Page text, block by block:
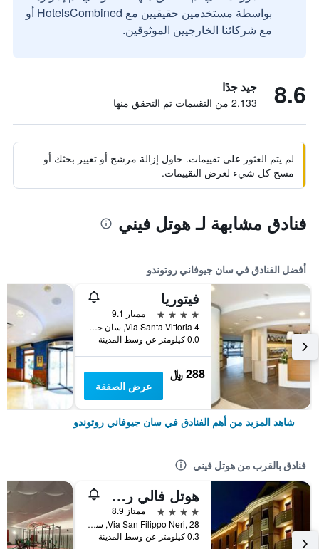
بواسطة مستخدمين حقيقيين مع HotelsCombined أو
مع شركائنا الخارجيين الموثوقين.
8.6 جيد جدًا
2,133 من التقييمات تم التحقق منها
لم يتم العثور على تقييمات. حاول إزالة مرشح أو تغيير بحثك أو
مسح كل شيء لعرض التقييمات.
فنادق مشابهة لـ هوتل فيني
أفضل الفنادق في سان جيوفاني روتوندو
فيتوريا
4 نجوم
ممتاز 9.1
Via Santa Vittoria 4, سان جيوفاني روتوندو, مقاطعة فودجا, إيطاليا
0.0 كيلومتر عن وسط المدينة
288 ﷼
عرض الصفقة
شاهد المزيد من أهم الفنادق في سان جيوفاني روتوندو
فنادق بالقرب من هوتل فيني
هوتل فالي روسا
4 نجوم
ممتاز 8.9
Via San Filippo Neri, 28, سان جيوفاني روتوندو, مقاطعة فودجا, إيطاليا
0.3 كيلومتر عن وسط المدينة